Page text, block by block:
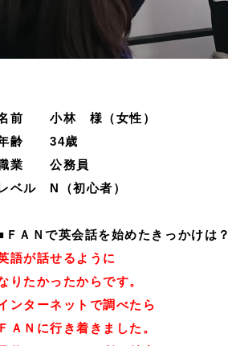
前 小林 様（女性）
齢 34歳
業 公務員
ベル N（初心者）
ＦＡＮで英会話を始めたきっかけは？
語が話せるように
りたかったからです。
ンターネットで調べたら
ＦＡＮに行き着きました。